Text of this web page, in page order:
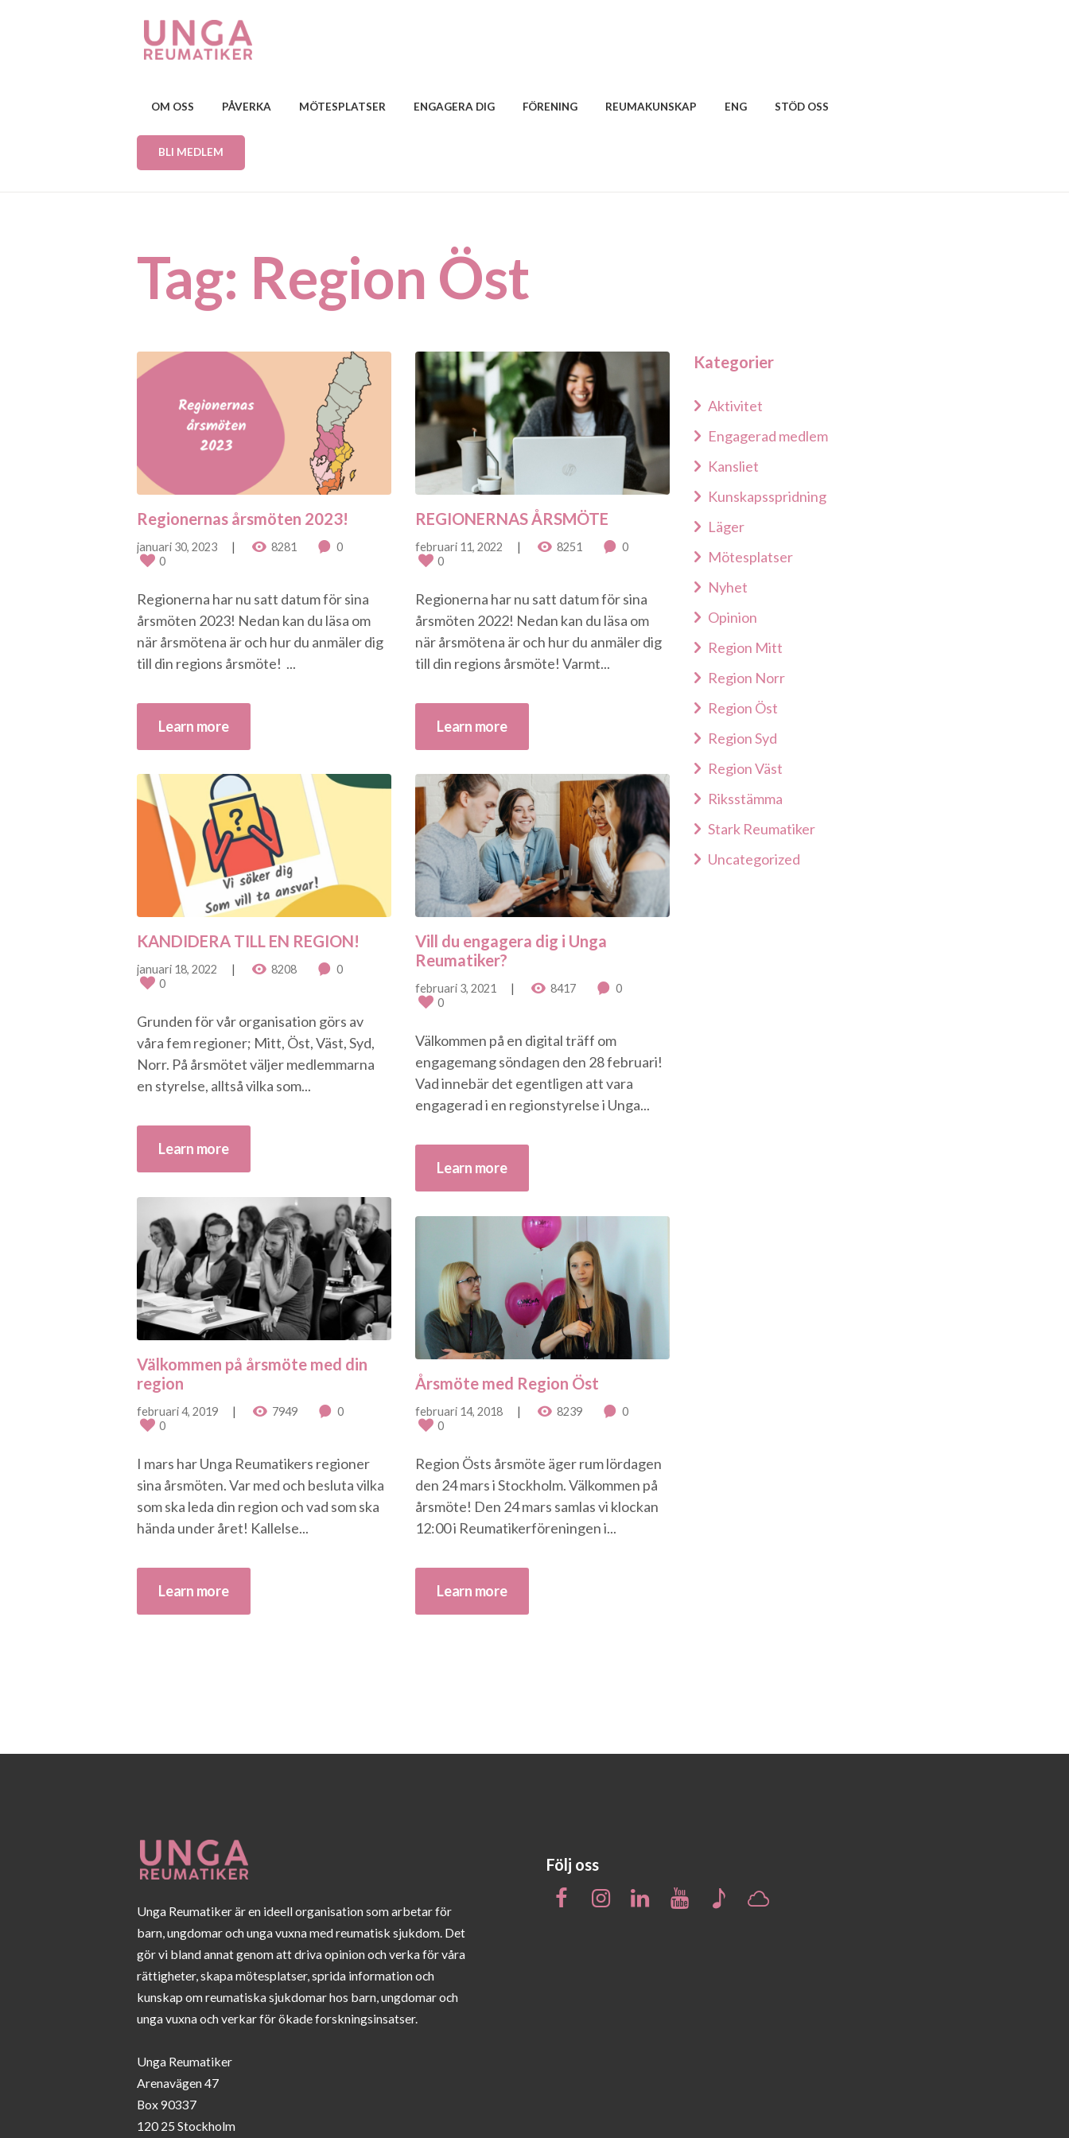
OM OSS PÅVERKA MÖTESPLATSER ENGAGERA DIG FÖRENING REUMAKUNSKAP ENG STÖD OSS
BLI MEDLEM
Tag: Region Öst
Regionernas årsmöten 2023!
januari 30, 2023 8281
0
0
Regionerna har nu satt datum för sina
årsmöten 2023! Nedan kan du läsa om
när årsmötena är och hur du anmäler dig
till din regions årsmöte! ...
Learn more
REGIONERNAS ÅRSMÖTE
februari 11, 2022 8251
0
0
Regionerna har nu satt datum för sina
årsmöten 2022! Nedan kan du läsa om
när årsmötena är och hur du anmäler dig
till din regions årsmöte! Varmt...
Learn more
KANDIDERA TILL EN REGION!
januari 18, 2022 8208
0
0
Grunden för vår organisation görs av
våra fem regioner; Mitt, Öst, Väst, Syd,
Norr. På årsmötet väljer medlemmarna
en styrelse, alltså vilka som...
Learn more
Vill du engagera dig i Unga
Reumatiker?
februari 3, 2021 8417
0
0
Välkommen på en digital träff om
engagemang söndagen den 28 februari!
Vad innebär det egentligen att vara
engagerad i en regionstyrelse i Unga...
Learn more
Välkommen på årsmöte med din
region
februari 4, 2019 7949
0
0
I mars har Unga Reumatikers regioner
sina årsmöten. Var med och besluta vilka
som ska leda din region och vad som ska
hända under året! Kallelse...
Learn more
Årsmöte med Region Öst
februari 14, 2018 8239
0
0
Region Östs årsmöte äger rum lördagen
den 24 mars i Stockholm. Välkommen på
årsmöte! Den 24 mars samlas vi klockan
12:00 i Reumatikerföreningen i...
Learn more
Kategorier
Aktivitet
Engagerad medlem
Kansliet
Kunskapsspridning
Läger
Mötesplatser
Nyhet
Opinion
Region Mitt
Region Norr
Region Öst
Region Syd
Region Väst
Riksstämma
Stark Reumatiker
Uncategorized
Unga Reumatiker är en ideell organisation som arbetar för
barn, ungdomar och unga vuxna med reumatisk sjukdom. Det
gör vi bland annat genom att driva opinion och verka för våra
rättigheter, skapa mötesplatser, sprida information och
kunskap om reumatiska sjukdomar hos barn, ungdomar och
unga vuxna och verkar för ökade forskningsinsatser.
Unga Reumatiker
Arenavägen 47
Box 90337
120 25 Stockholm
Följ oss